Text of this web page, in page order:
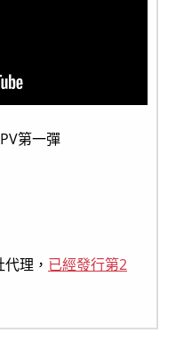
第一彈
理， 已經發行第2